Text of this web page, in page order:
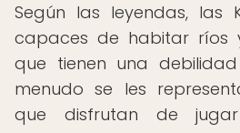
Según las leyendas, las
capaces de habitar ríos
que tienen una
menudo se les
que disfrutan de